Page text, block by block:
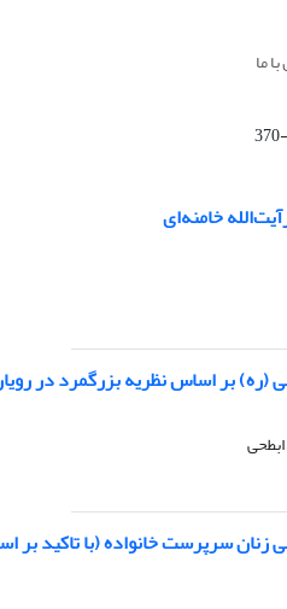
ما
خامنه‌ای
بر اساس نظریه بزرگمرد در
سرپرست خانواده (با تاکید بر